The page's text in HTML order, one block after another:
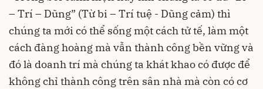
– Trí – Dũng” (Từ bi – Trí tuệ - Dũng cảm) thì
chúng ta mới có thể sống một cách tử tế, làm một
cách đàng hoàng mà vẫn thành công bền vững và
đó là doanh trí mà chúng ta khát khao có được để
không chỉ thành công trên sân nhà mà còn có cơ